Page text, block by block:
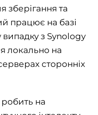
зберігання та
працює на базі
випадку з Synology
локально на
сторонніх
на